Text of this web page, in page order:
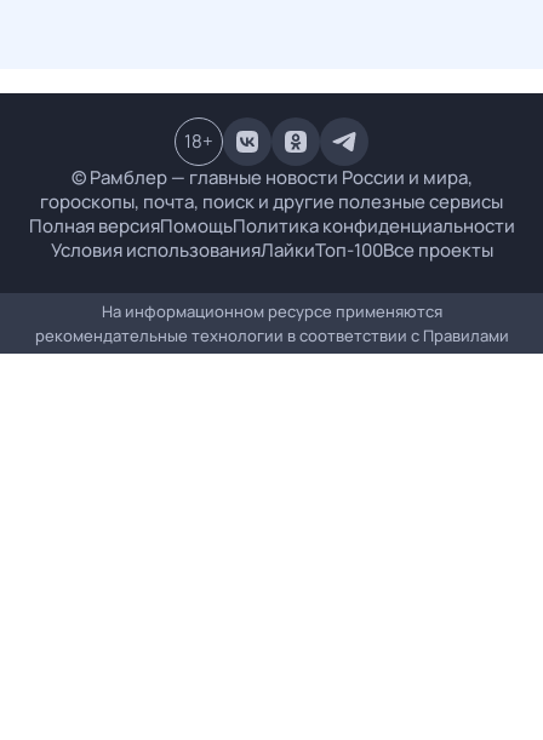
© Рамблер — главные новости России и мира,
гороскопы, почта, поиск и другие полезные сервисы
Полная версияПомощьПолитика конфиденциальности
Условия использованияЛайкиТоп-100Все проекты
18+
На информационном ресурсе применяются
рекомендательные технологии в соответствии с Правилами